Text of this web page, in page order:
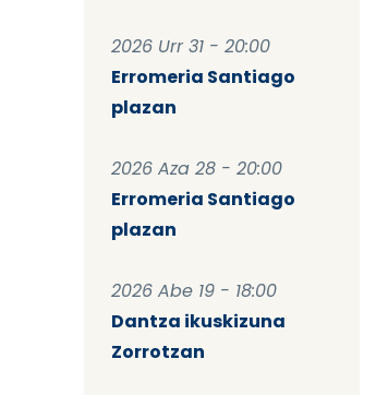
2026 Urr 31 - 20:00
Erromeria Santiago
plazan
2026 Aza 28 - 20:00
Erromeria Santiago
plazan
2026 Abe 19 - 18:00
Dantza ikuskizuna
Zorrotzan